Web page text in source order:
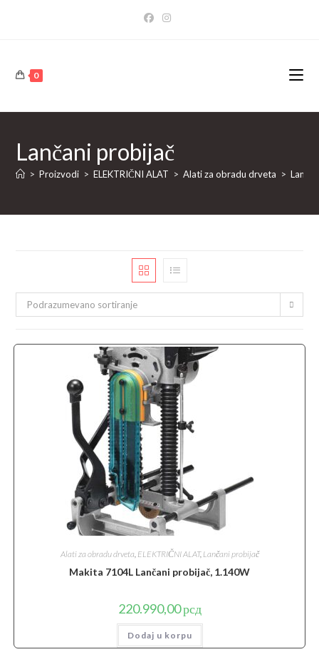
0
Lančani probijač
> Proizvodi > ELEKTRIČNI ALAT > Alati za obradu drveta >
Podrazumevano sortiranje
Alati za obradu drveta, ELEKTRIČNI ALAT, Lančani probijač
Makita 7104L Lančani probijač, 1.140W
220.990,00рсд
Dodaj u korpu